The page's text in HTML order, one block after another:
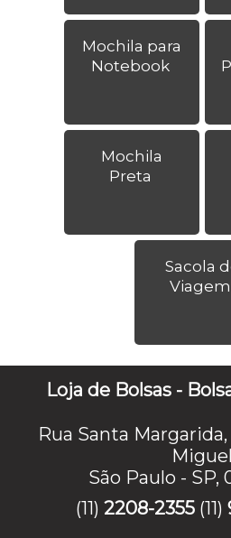
Mochila para
Notebook
Mochila
Preta
Sacola
Viagem
Loja de Bolsas -
Rua Santa
Miguel
São Paulo - SP,
(11) 2208-2355 (11)